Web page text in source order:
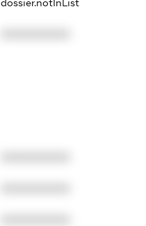
dossier.notInList